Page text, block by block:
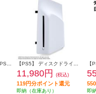
11,980円 (税込)
119円分ポイント還元
即納（在庫あり） 即